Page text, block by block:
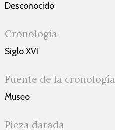
Desconocido
Cronología
Siglo XVI
Fuente de la cronología
Museo
Pieza datada